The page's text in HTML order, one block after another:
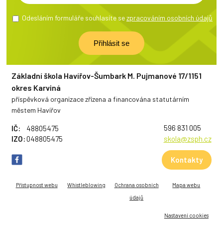
Odesláním formuláře souhlasíte sezpracováním osobních údajů
Základní škola Havířov-Šumbark M. Pujmanové 17/1151
okres Karviná
příspěvková organizace zřízena a financována statutárním
městem Havířov
IČ:
48805475
IZO:048805475
596 831 005
skola@zsph.cz
Kontakty
Přístupnost webu Whistleblowing
Ochrana osobních
údajů
Mapa webu
Nastavení cookies